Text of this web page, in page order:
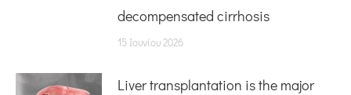
decompensated cirrhosis
15 Ιουνίου 2026
Liver transplantation is the major